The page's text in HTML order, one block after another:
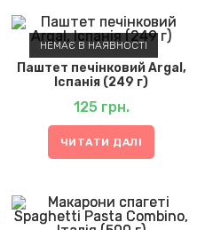
НЕМАЄ В НАЯВНОСТІ
Паштет печінковий Argal,
Іспанія (249 г)
125 грн.
ЧИТАТИ ДАЛІ